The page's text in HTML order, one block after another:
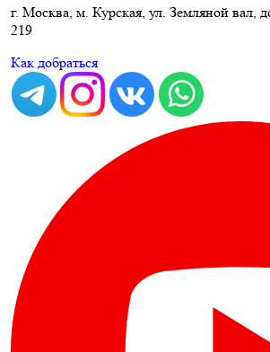
г. Москва, м. Курская, ул. Земляной вал,
219
Как добраться